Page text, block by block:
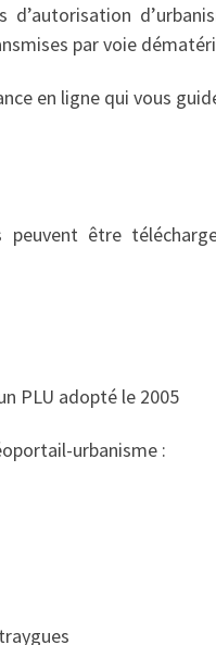
par voie
en ligne qui vous
être
PLU adopté le 2005
urbanisme :